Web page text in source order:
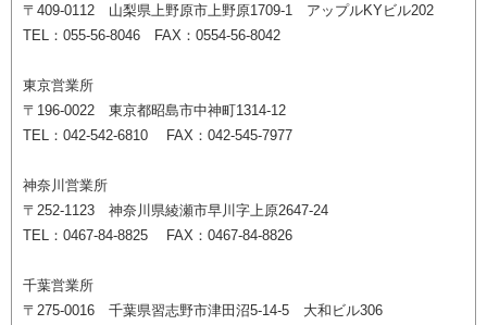
〒409-0112 山梨県上野原市上野原1709-1 アップルKYビル202
TEL：055-56-8046 FAX：0554-56-8042
東京営業所
〒196-0022 東京都昭島市中神町1314-12
TEL：042-542-6810 FAX：042-545-7977
神奈川営業所
〒252-1123 神奈川県綾瀬市早川字上原2647-24
TEL：0467-84-8825 FAX：0467-84-8826
千葉営業所
〒275-0016 千葉県習志野市津田沼5-14-5 大和ビル306